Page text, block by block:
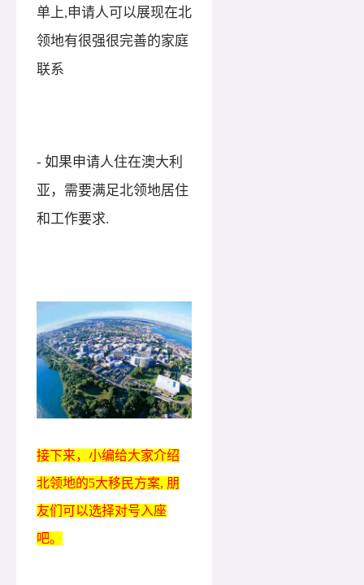
单上,申请人可以展现在北
领地有很强很完善的家庭
联系
- 如果申请人住在澳大利
亚，需要满足北领地居住
和工作要求.
接下来，小编给大家介绍
北领地的5大移民方案, 朋
友们可以选择对号入座
吧。